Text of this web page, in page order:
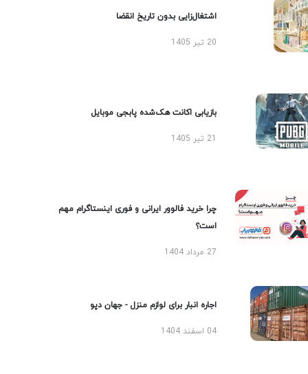
اشتغال‌زایی بدون تاریخ انقضا
20 تیر 1405
بازیابی اکانت هک‌شده پابجی موبایل
چرا خرید فالوور ایرانی و فوری اینستاگرام مهم
است؟
27 مرداد 1404
اجاره انبار برای لوازم منزل - جهان دپو
04 اسفند 1404